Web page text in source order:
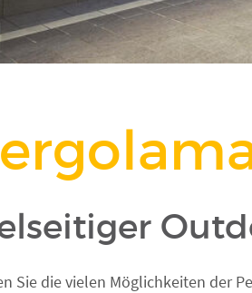
Sie die vielen Möglichkeiten der